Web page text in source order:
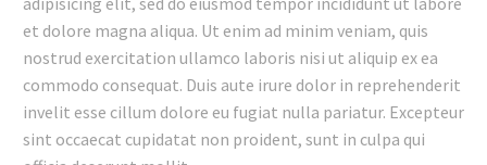
et dolore magna aliqua. Ut enim ad minim veniam, quis
nostrud exercitation ullamco laboris nisi ut aliquip ex ea
commodo consequat. Duis aute irure dolor in reprehenderit
invelit esse cillum dolore eu fugiat nulla pariatur. Excepteur
sint occaecat cupidatat non proident, sunt in culpa qui